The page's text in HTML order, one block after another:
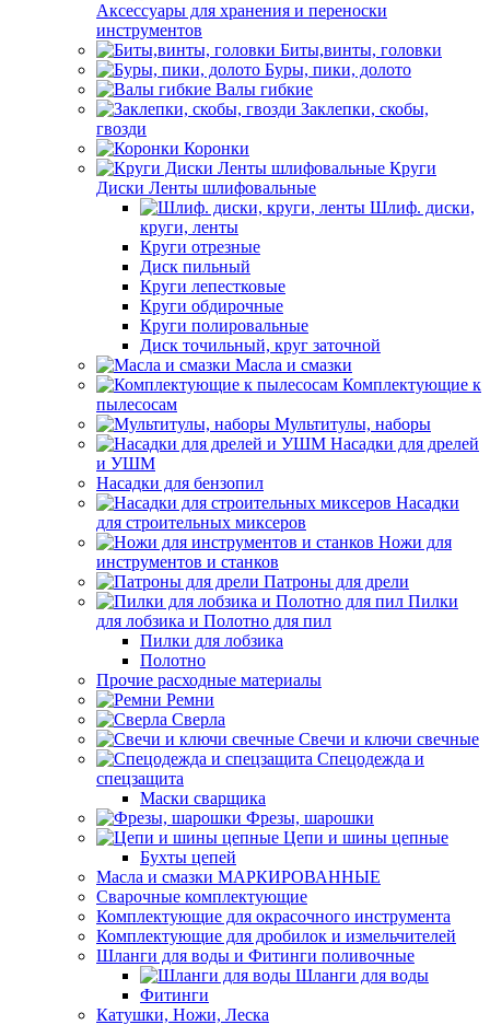
Аксессуары для хранения и переноски
инструментов
Биты,винты, головки
Буры, пики, долото
Валы гибкие
Заклепки, скобы,
гвозди
Коронки
Круги
Диски Ленты шлифовальные
Шлиф. диски,
круги, ленты
Круги отрезные
Диск пильный
Круги лепестковые
Круги обдирочные
Круги полировальные
Диск точильный, круг заточной
Масла и смазки
Комплектующие к
пылесосам
Мультитулы, наборы
Насадки для дрелей
и УШМ
Насадки для бензопил
Насадки
для строительных миксеров
Ножи для
инструментов и станков
Патроны для дрели
Пилки
для лобзика и Полотно для пил
Пилки для лобзика
Полотно
Прочие расходные материалы
Ремни
Сверла
Свечи и ключи свечные
Спецодежда и
спецзащита
Маски сварщика
Фрезы, шарошки
Цепи и шины цепные
Бухты цепей
Масла и смазки МАРКИРОВАННЫЕ
Сварочные комплектующие
Комплектующие для окрасочного инструмента
Комплектующие для дробилок и измельчителей
Шланги для воды и Фитинги поливочные
Шланги для воды
Фитинги
Катушки, Ножи, Леска